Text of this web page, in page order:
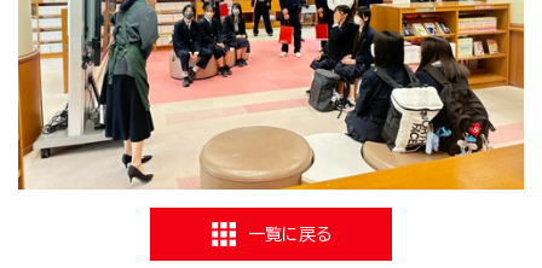
一覧に戻る